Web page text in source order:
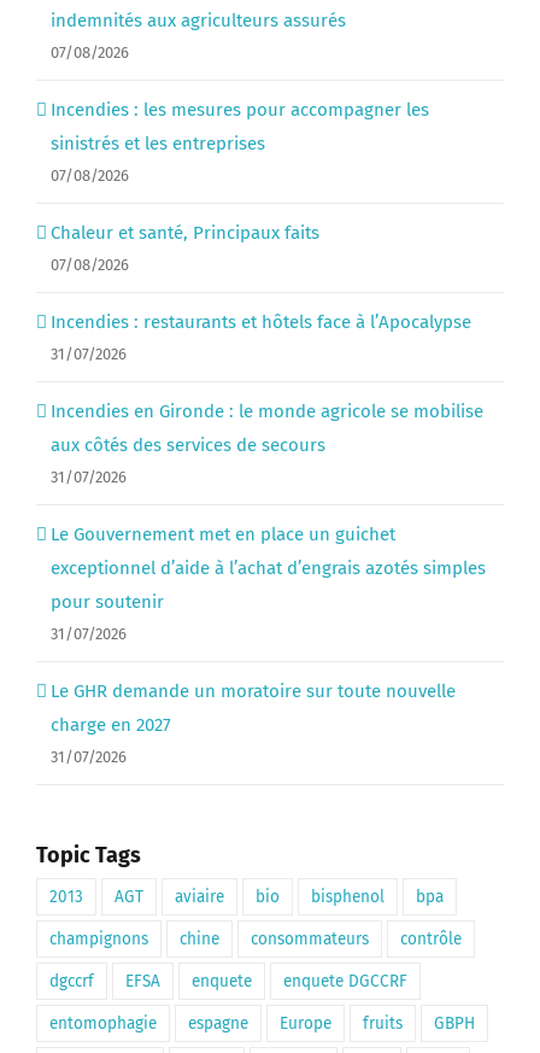
indemnités aux agriculteurs assurés
07/08/2026
Incendies : les mesures pour accompagner les
sinistrés et les entreprises
07/08/2026
Chaleur et santé, Principaux faits
07/08/2026
Incendies : restaurants et hôtels face à l’Apocalypse
31/07/2026
Incendies en Gironde : le monde agricole se mobilise
aux côtés des services de secours
31/07/2026
Le Gouvernement met en place un guichet
exceptionnel d’aide à l’achat d’engrais azotés simples
pour soutenir
31/07/2026
Le GHR demande un moratoire sur toute nouvelle
charge en 2027
31/07/2026
Topic Tags
2013 AGT aviaire bio bisphenol bpa
champignons chine consommateurs contrôle
dgccrf EFSA enquete enquete DGCCRF
entomophagie espagne Europe fruits GBPH